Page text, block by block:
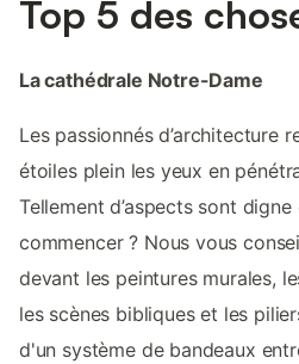
Top 5 des
La cathédrale Notre-Dame
Les passionnés d’architecture
étoiles plein les yeux en
Tellement d’aspects sont digne
commencer ? Nous vous
devant les peintures murales,
les scènes bibliques et les
d'un système de bandeaux